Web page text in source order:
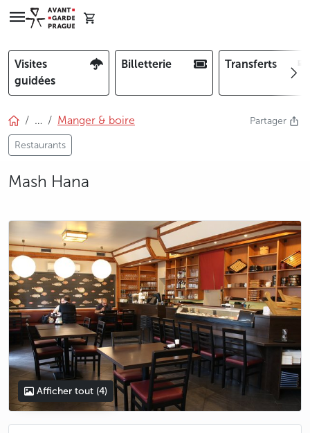
Visites
guidées
Billetterie Transferts
… Manger & boire
Restaurants
Partager
Mash Hana
Afficher tout (4)